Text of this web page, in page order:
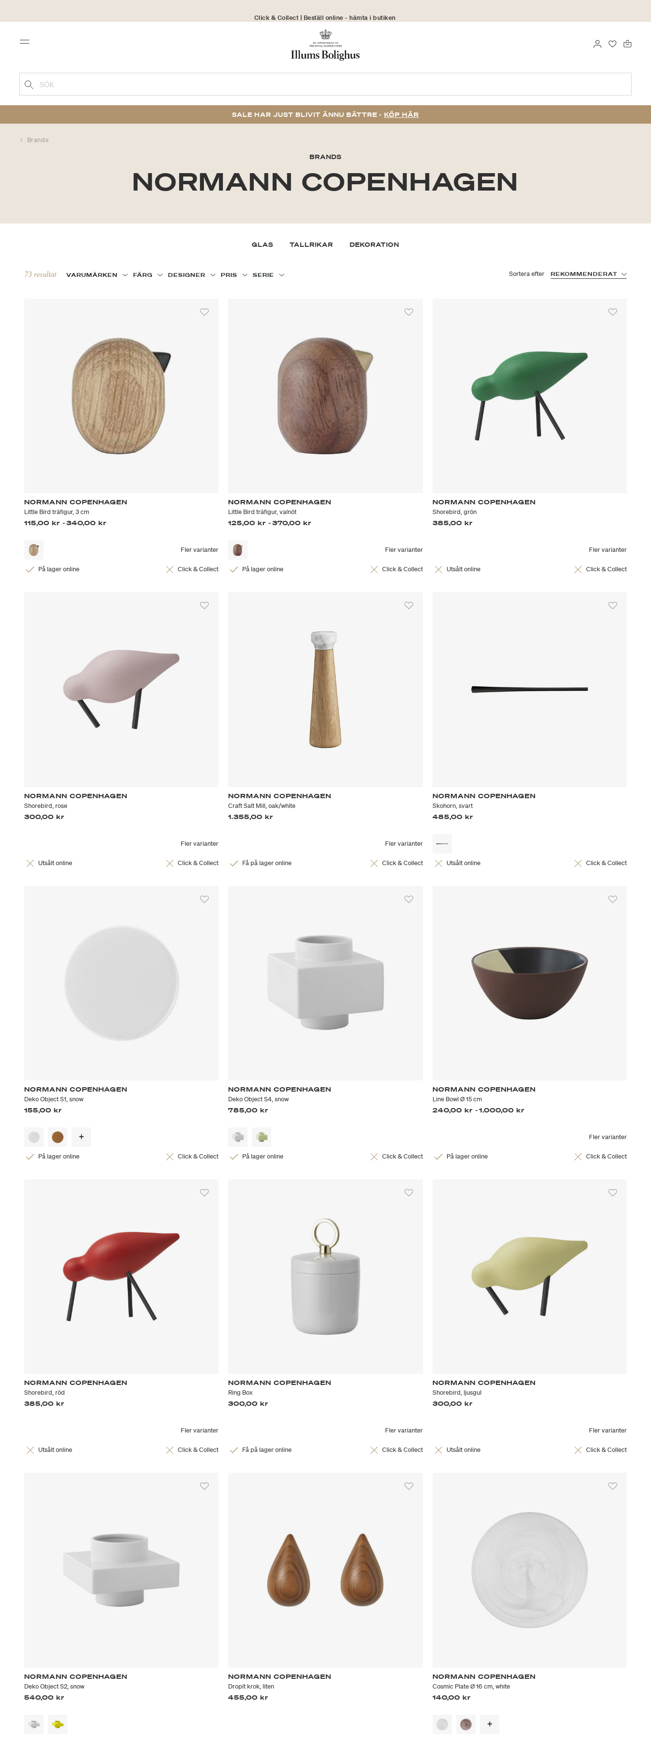
30 dagars returrätt
Menu FAVORITER
LOGGA IN
SÖK
SALE HAR JUST BLIVIT ÄNNU BÄTTRE - KÖP HÄR
Brands
BRANDS
NORMANN COPENHAGEN
GLAS TALLRIKAR DEKORATION
73 resultat VARUMÄRKEN FÄRG DESIGNER PRIS SERIE Sortera efter REKOMMENDERAT
NORMANN COPENHAGEN
Little Bird träfigur, 3 cm
115,00 kr -340,00 kr
Fler varianter
På lager online Click & Collect
NORMANN COPENHAGEN
Little Bird träfigur, valnöt
125,00 kr-370,00 kr
Fler varianter
På lager online Click & Collect
NORMANN COPENHAGEN
Shorebird, grön
385,00 kr
Fler varianter
Utsålt online Click & Collect
NORMANN COPENHAGEN
Shorebird, rose
300,00 kr
Fler varianter
Utsålt online Click & Collect
NORMANN COPENHAGEN
Craft Salt Mill, oak/white
1.355,00 kr
Fler varianter
Få på lager online Click & Collect
NORMANN COPENHAGEN
Skohorn, svart
485,00 kr
Utsålt online Click & Collect
NORMANN COPENHAGEN
Deko Object S1, snow
155,00 kr
På lager online Click & Collect
NORMANN COPENHAGEN
Deko Object S4, snow
785,00 kr
På lager online Click & Collect
NORMANN COPENHAGEN
Line Bowl Ø 15 cm
240,00 kr -1.000,00 kr
Fler varianter
På lager online Click & Collect
NORMANN COPENHAGEN
Shorebird, röd
385,00 kr
Fler varianter
Utsålt online Click & Collect
NORMANN COPENHAGEN
Ring Box
300,00 kr
Fler varianter
Få på lager online Click & Collect
NORMANN COPENHAGEN
Shorebird, ljusgul
300,00 kr
Fler varianter
Utsålt online Click & Collect
NORMANN COPENHAGEN
Deko Object S2, snow
540,00 kr
NORMANN COPENHAGEN
Dropit krok, liten
455,00 kr
NORMANN COPENHAGEN
Cosmic Plate Ø 16 cm, white
140,00 kr